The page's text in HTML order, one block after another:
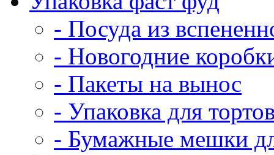
- Посуда из
- Новогодние
- Пакеты на вынос
- Упаковка для
- Бумажные мешки